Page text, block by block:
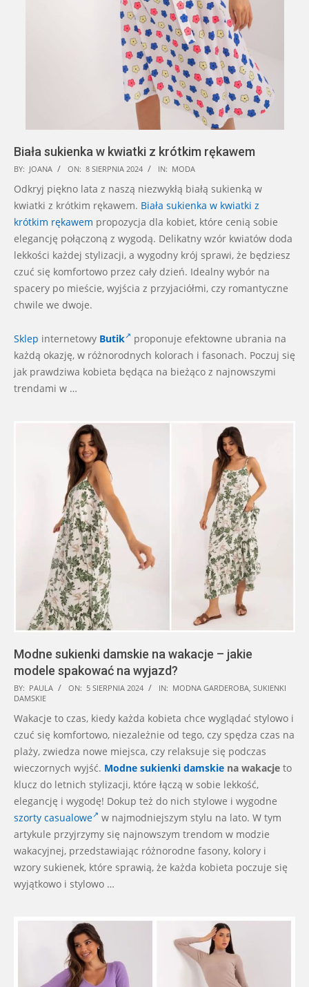
Biała sukienka w kwiatki z krótkim rękawem
2024-
08-
08
BY: JOANA ON: 8 SIERPNIA 2024 IN: MODA
Odkryj piękno lata z naszą niezwykłą białą sukienką w
kwiatki z krótkim rękawem. Biała sukienka w kwiatki z
krótkim rękawem propozycja dla kobiet, które cenią sobie
elegancję połączoną z wygodą. Delikatny wzór kwiatów doda
lekkości każdej stylizacji, a wygodny krój sprawi, że będziesz
czuć się komfortowo przez cały dzień. Idealny wybór na
spacery po mieście, wyjścia z przyjaciółmi, czy romantyczne
chwile we dwoje.
Sklep internetowy Butik proponuje efektowne ubrania na
każdą okazję, w różnorodnych kolorach i fasonach. Poczuj się
jak prawdziwa kobieta będąca na bieżąco z najnowszymi
trendami w …
Modne sukienki damskie na wakacje – jakie
modele spakować na wyjazd?
2024-
08-
05
BY: PAULA ON: 5 SIERPNIA 2024 IN: MODNA GARDEROBA SUKIENKI
DAMSKIE
Wakacje to czas, kiedy każda kobieta chce wyglądać stylowo i
czuć się komfortowo, niezależnie od tego, czy spędza czas na
plaży, zwiedza nowe miejsca, czy relaksuje się podczas
wieczornych wyjść. Modne sukienki damskie na wakacje to
klucz do letnich stylizacji, które łączą w sobie lekkość,
elegancję i wygodę! Dokup też do nich stylowe i wygodne
szorty casualowe
w najmodniejszym stylu na lato. W tym
artykule przyjrzymy się najnowszym trendom w modzie
wakacyjnej, przedstawiając różnorodne fasony, kolory i
wzory sukienek, które sprawią, że każda kobieta poczuje się
wyjątkowo i stylowo …